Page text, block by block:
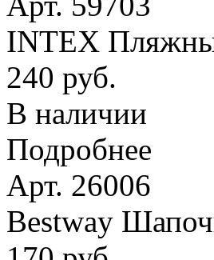
INTEX
240 руб.
В наличии
Подробнее
Арт. 26006
Bestway